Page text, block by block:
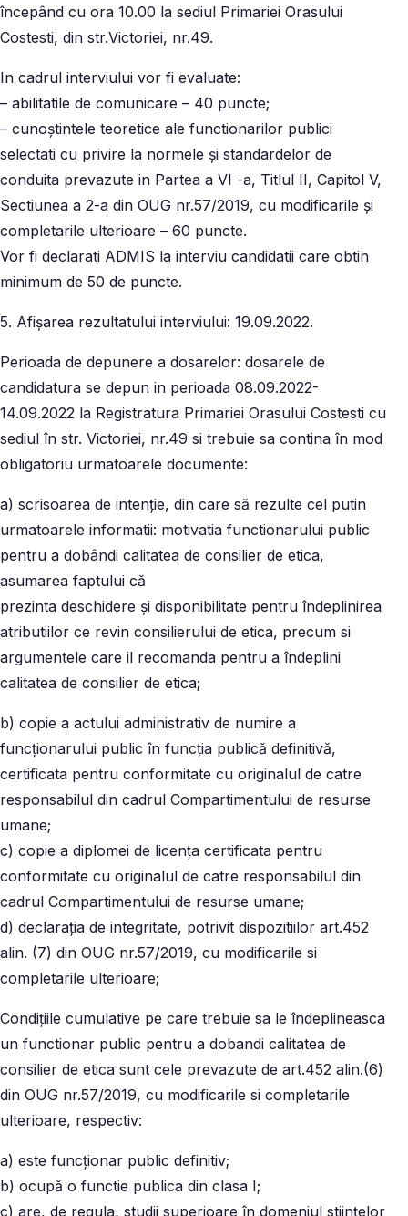
începând cu ora 10.00 la sediul Primariei Orasului
Costesti, din str.Victoriei, nr.49.
In cadrul interviului vor fi evaluate:
– abilitatile de comunicare – 40 puncte;
– cunoștintele teoretice ale functionarilor publici
selectati cu privire la normele și standardelor de
conduita prevazute in Partea a VI -a, Titlul II, Capitol V,
Sectiunea a 2-a din OUG nr.57/2019, cu modificarile și
completarile ulterioare – 60 puncte.
Vor fi declarati ADMIS la interviu candidatii care obtin
minimum de 50 de puncte.
5. Afișarea rezultatului interviului: 19.09.2022.
Perioada de depunere a dosarelor: dosarele de
candidatura se depun in perioada 08.09.2022-
14.09.2022 la Registratura Primariei Orasului Costesti cu
sediul în str. Victoriei, nr.49 si trebuie sa contina în mod
obligatoriu urmatoarele documente:
a) scrisoarea de intenție, din care să rezulte cel putin
urmatoarele informatii: motivatia functionarului public
pentru a dobândi calitatea de consilier de etica,
asumarea faptului că
prezinta deschidere și disponibilitate pentru îndeplinirea
atributiilor ce revin consilierului de etica, precum si
argumentele care il recomanda pentru a îndeplini
calitatea de consilier de etica;
b) copie a actului administrativ de numire a
funcționarului public în funcția publică definitivă,
certificata pentru conformitate cu originalul de catre
responsabilul din cadrul Compartimentului de resurse
umane;
c) copie a diplomei de licența certificata pentru
conformitate cu originalul de catre responsabilul din
cadrul Compartimentului de resurse umane;
d) declarația de integritate, potrivit dispozitiilor art.452
alin. (7) din OUG nr.57/2019, cu modificarile si
completarile ulterioare;
Condițiile cumulative pe care trebuie sa le îndeplineasca
un functionar public pentru a dobandi calitatea de
consilier de etica sunt cele prevazute de art.452 alin.(6)
din OUG nr.57/2019, cu modificarile si completarile
ulterioare, respectiv:
a) este funcționar public definitiv;
b) ocupă o functie publica din clasa I;
c) are, de regula, studii superioare în domeniul stiințelor